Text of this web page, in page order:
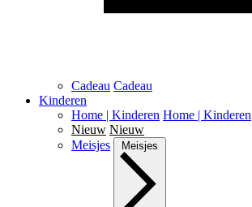
Cadeau Cadeau
Kinderen
Home | Kinderen Home | Kinderen
Nieuw Nieuw
Meisjes
Meisjes